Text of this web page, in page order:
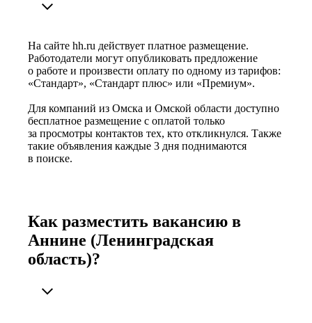
На сайте hh.ru действует платное размещение.
Работодатели могут опубликовать предложение
о работе и произвести оплату по одному из тарифов:
«Стандарт», «Стандарт плюс» или «Премиум».
Для компаний из Омска и Омской области доступно
бесплатное размещение с оплатой только
за просмотры контактов тех, кто откликнулся. Также
такие объявления каждые 3 дня поднимаются
в поиске.
Как разместить вакансию в
Аннине (Ленинградская
область)?